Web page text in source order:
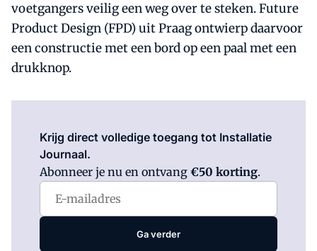
voetgangers veilig een weg over te steken. Future
Product Design (FPD) uit Praag ontwierp daarvoor
een constructie met een bord op een paal met een
drukknop.
Krijg direct volledige toegang tot Installatie
Journaal.
Abonneer je nu en ontvang €50 korting.
Ga verder